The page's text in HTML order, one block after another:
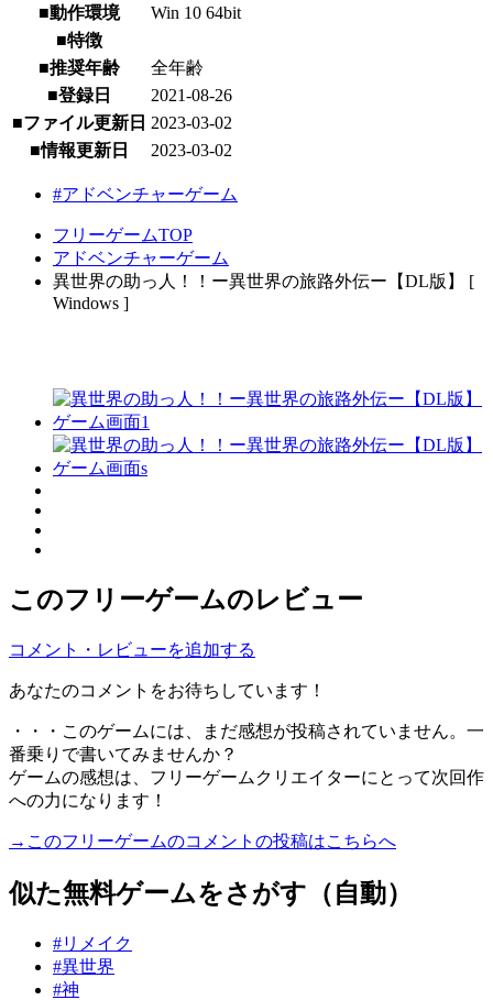
■動作環境
Win 10 64bit
■特徴
■推奨年齢
全年齢
■登録日
2021-08-26
■ファイル更新日 2023-03-02
■情報更新日
2023-03-02
#アドベンチャーゲーム
フリーゲームTOP
アドベンチャーゲーム
異世界の助っ人！！ー異世界の旅路外伝ー【DL版】 [
Windows ]
このフリーゲームのレビュー
コメント・レビューを追加する
あなたのコメントをお待ちしています！
・・・このゲームには、まだ感想が投稿されていません。一
番乗りで書いてみませんか？
ゲームの感想は、フリーゲームクリエイターにとって次回作
への力になります！
→このフリーゲームのコメントの投稿はこちらへ
似た無料ゲームをさがす（自動）
#リメイク
#異世界
#神